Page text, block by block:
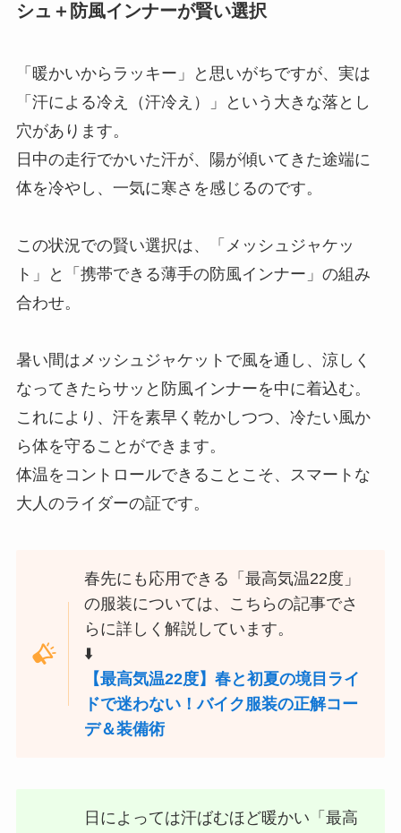
シュ＋防風インナーが賢い選択
「暖かいからラッキー」と思いがちですが、実は
「汗による冷え（汗冷え）」という大きな落とし
穴があります。
日中の走行でかいた汗が、陽が傾いてきた途端に
体を冷やし、一気に寒さを感じるのです。
この状況での賢い選択は、「メッシュジャケッ
ト」と「携帯できる薄手の防風インナー」の組み
合わせ。
暑い間はメッシュジャケットで風を通し、涼しく
なってきたらサッと防風インナーを中に着込む。
これにより、汗を素早く乾かしつつ、冷たい風か
ら体を守ることができます。
体温をコントロールできることこそ、スマートな
大人のライダーの証です。
春先にも応用できる「最高気温22度」
の服装については、こちらの記事でさ
らに詳しく解説しています。
⬇️
【最高気温22度】春と初夏の境目ライ
ドで迷わない！バイク服装の正解コー
デ＆装備術
日によっては汗ばむほど暖かい「最高